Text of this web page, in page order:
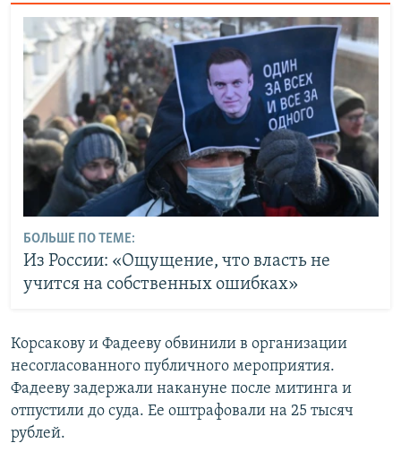
БОЛЬШЕ ПО ТЕМЕ:
Из России: «Ощущение, что власть не
учится на собственных ошибках»
Корсакову и Фадееву обвинили в организации
несогласованного публичного мероприятия.
Фадееву задержали накануне после митинга и
отпустили до суда. Ее оштрафовали на 25 тысяч
рублей.